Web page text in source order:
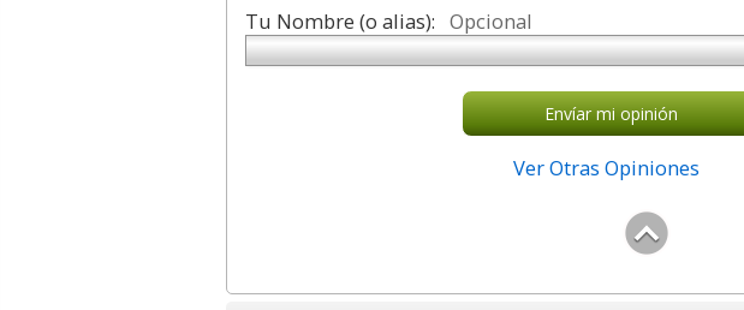
Tu Nombre (o alias): Opcional
Envíar mi opinión
Ver Otras Opiniones